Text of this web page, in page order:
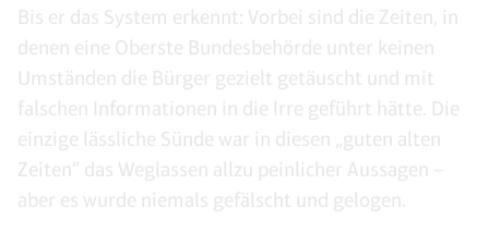
Bis er das System erkennt: Vorbei sind die Zeiten, in
denen eine Oberste Bundesbehörde unter keinen
Umständen die Bürger gezielt getäuscht und mit
falschen Informationen in die Irre geführt hätte. Die
einzige lässliche Sünde war in diesen „guten alten
Zeiten“ das Weglassen allzu peinlicher Aussagen –
aber es wurde niemals gefälscht und gelogen.